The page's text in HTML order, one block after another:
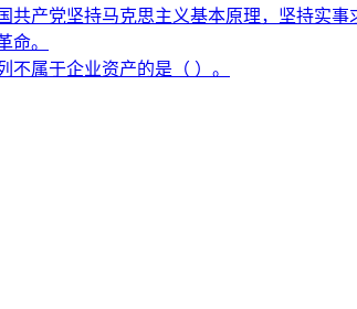
共产党坚持马克思主义基本原理，坚持实
命。
不属于企业资产的是（ ）。